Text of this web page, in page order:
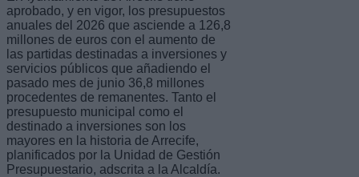
aprobado, y en vigor, los presupuestos
anuales del 2026 que asciende a 126,8
millones de euros con el aumento de
las partidas destinadas a inversiones y
servicios públicos que añadiendo el
pasado mes de junio 36,8 millones
procedentes de remanentes. Tanto el
presupuesto municipal como el
destinado a inversiones son los
mayores en la historia de Arrecife,
planificados por la Unidad de Gestión
Presupuestario, adscrita a la Alcaldía.